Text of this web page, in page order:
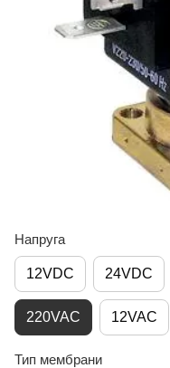
Напруга
12VDC 24VDC
220VAC 12VAC
Тип мембрани